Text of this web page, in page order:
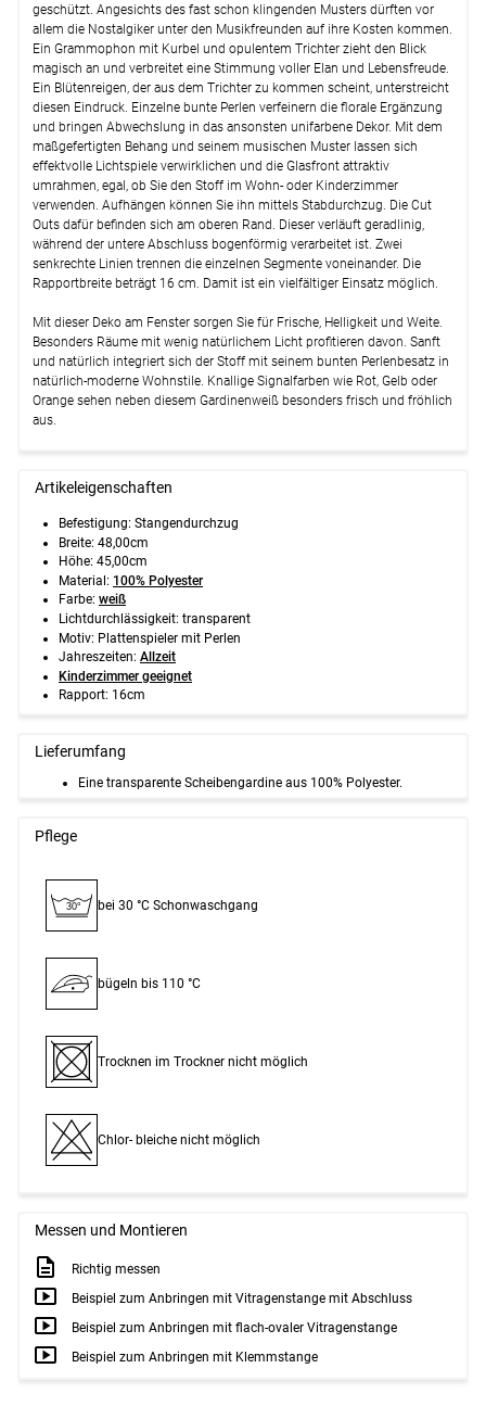
Lysel - Vitragenstange Kugel #1W(ab
+11,95 EUR)
Optionen verfügbar, bitte konfigurieren.
Weiter
geschützt. Angesichts des fast schon klingenden Musters dürften vor
allem die Nostalgiker unter den Musikfreunden auf ihre Kosten kommen.
Ein Grammophon mit Kurbel und opulentem Trichter zieht den Blick
magisch an und verbreitet eine Stimmung voller Elan und Lebensfreude.
Ein Blütenreigen, der aus dem Trichter zu kommen scheint, unterstreicht
diesen Eindruck. Einzelne bunte Perlen verfeinern die florale Ergänzung
und bringen Abwechslung in das ansonsten unifarbene Dekor. Mit dem
maßgefertigten Behang und seinem musischen Muster lassen sich
effektvolle Lichtspiele verwirklichen und die Glasfront attraktiv
umrahmen, egal, ob Sie den Stoff im Wohn- oder Kinderzimmer
verwenden. Aufhängen können Sie ihn mittels Stabdurchzug. Die Cut
Outs dafür befinden sich am oberen Rand. Dieser verläuft geradlinig,
während der untere Abschluss bogenförmig verarbeitet ist. Zwei
senkrechte Linien trennen die einzelnen Segmente voneinander. Die
Rapportbreite beträgt 16 cm. Damit ist ein vielfältiger Einsatz möglich.
Mit dieser Deko am Fenster sorgen Sie für Frische, Helligkeit und Weite.
Besonders Räume mit wenig natürlichem Licht profitieren davon. Sanft
und natürlich integriert sich der Stoff mit seinem bunten Perlenbesatz in
natürlich-moderne Wohnstile. Knallige Signalfarben wie Rot, Gelb oder
Orange sehen neben diesem Gardinenweiß besonders frisch und fröhlich
aus.
Artikeleigenschaften
Befestigung: Stangendurchzug
Breite: 48,00cm
Höhe: 45,00cm
Material: 100% Polyester
Farbe: weiß
Lichtdurchlässigkeit: transparent
Motiv: Plattenspieler mit Perlen
Jahreszeiten: Allzeit
Kinderzimmer geeignet
Rapport: 16cm
Lieferumfang
Eine transparente Scheibengardine aus 100% Polyester.
Pflege
30° bei 30 °C Schon­waschgang
bügeln bis 110 °C
Trocknen im Trockner nicht möglich
Chlor- bleiche nicht möglich
Messen und Montieren
Richtig messen
Beispiel zum Anbringen mit Vitragenstange mit Abschluss
Beispiel zum Anbringen mit flach-ovaler Vitragenstange
Beispiel zum Anbringen mit Klemmstange